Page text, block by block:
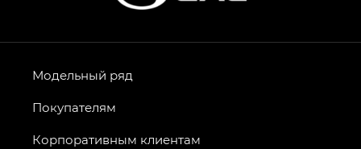
Модельный ряд
Покупателям
Корпоративным клиентам